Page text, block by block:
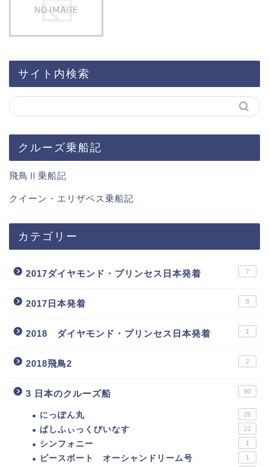
サイト内検索
クルーズ乗船記
飛鳥Ⅱ乗船記
クイーン・エリザベス乗船記
カテゴリー
2017ダイヤモンド・プリンセス日本発着 7
2017日本発着 8
2018 ダイヤモンド・プリンセス日本発着 1
2018飛鳥2 2
3 日本のクルーズ船 90
にっぽん丸 26
ぱしふぃっくびいなす 21
シンフォニー 1
ピースボート オーシャンドリーム号 1